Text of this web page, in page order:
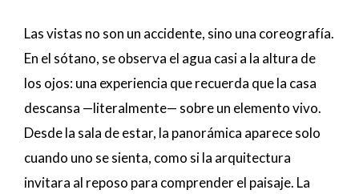
Las vistas no son un accidente, sino una coreografía.
En el sótano, se observa el agua casi a la altura de
los ojos: una experiencia que recuerda que la casa
descansa —literalmente— sobre un elemento vivo.
Desde la sala de estar, la panorámica aparece solo
cuando uno se sienta, como si la arquitectura
invitara al reposo para comprender el paisaje. La